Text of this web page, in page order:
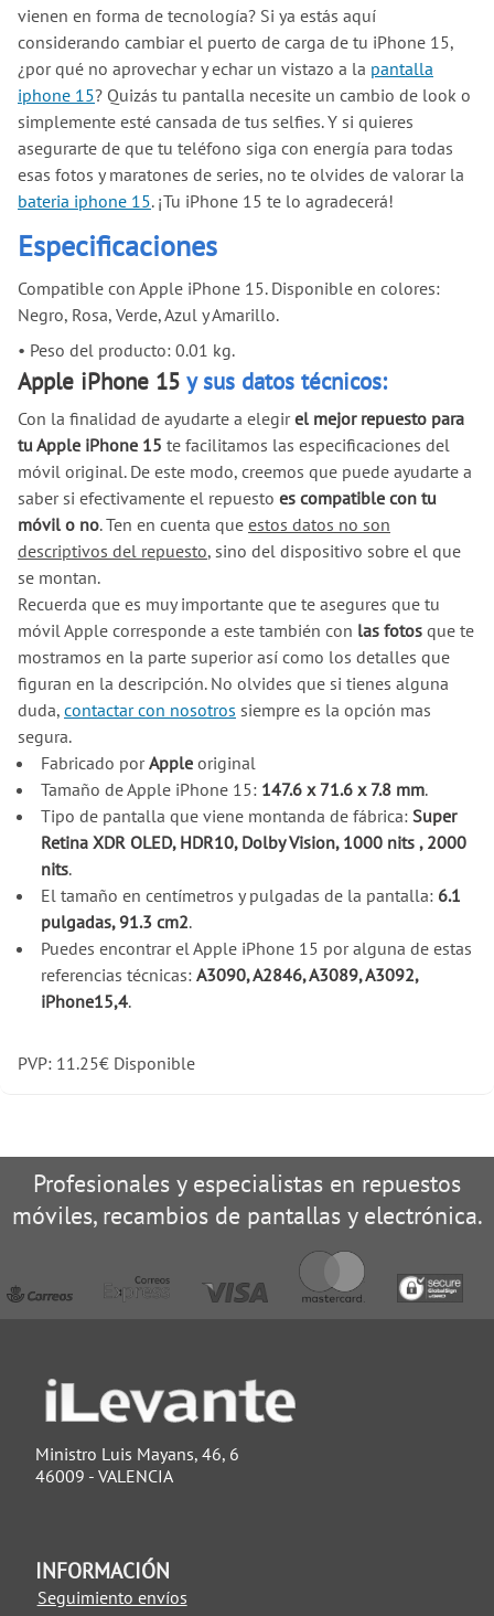
vienen en forma de tecnología? Si ya estás aquí
considerando cambiar el puerto de carga de tu iPhone 15,
¿por qué no aprovechar y echar un vistazo a la pantalla
iphone 15? Quizás tu pantalla necesite un cambio de look o
simplemente esté cansada de tus selfies. Y si quieres
asegurarte de que tu teléfono siga con energía para todas
esas fotos y maratones de series, no te olvides de valorar la
bateria iphone 15. ¡Tu iPhone 15 te lo agradecerá!
Especificaciones
Compatible con Apple iPhone 15. Disponible en colores:
Negro, Rosa, Verde, Azul y Amarillo.
• Peso del producto: 0.01 kg.
Apple iPhone 15 y sus datos técnicos:
Con la finalidad de ayudarte a elegirel mejor repuesto para
tu Apple iPhone 15 te facilitamos las especificaciones del
móvil original. De este modo, creemos que puede ayudarte a
saber si efectivamente el repuesto es compatible con tu
móvil o no. Ten en cuenta que estos datos no son
descriptivos del repuesto, sino del dispositivo sobre el que
se montan.
Recuerda que es muy importante que te asegures que tu
móvil Apple corresponde a este también con las fotos que te
mostramos en la parte superior así como los detalles que
figuran en la descripción. No olvides que si tienes alguna
duda, contactar con nosotros siempre es la opción mas
segura.
Fabricado porAppleoriginal
Tamaño de Apple iPhone 15: 147.6 x 71.6 x 7.8 mm.
Tipo de pantalla que viene montanda de fábrica: Super
Retina XDR OLED, HDR10, Dolby Vision, 1000 nits , 2000
nits.
El tamaño en centímetros y pulgadas de la pantalla: 6.1
pulgadas, 91.3 cm2.
Puedes encontrar el Apple iPhone 15 por alguna de estas
referencias técnicas: A3090, A2846, A3089, A3092,
iPhone15,4.
PVP: 11.25€ Disponible
Profesionales y especialistas en repuestos
móviles, recambios de pantallas y electrónica.
Ministro Luis Mayans, 46, 6
46009 - VALENCIA
INFORMACIÓN
Seguimiento envíos